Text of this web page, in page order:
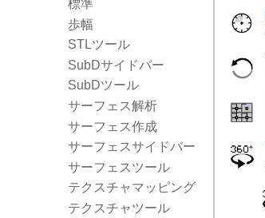
標準
歩幅
STLツール
SubDサイドバー
SubDツール
サーフェス解析
サーフェス作成
サーフェスサイドバー
サーフェスツール
テクスチャマッピング
テクスチャツール